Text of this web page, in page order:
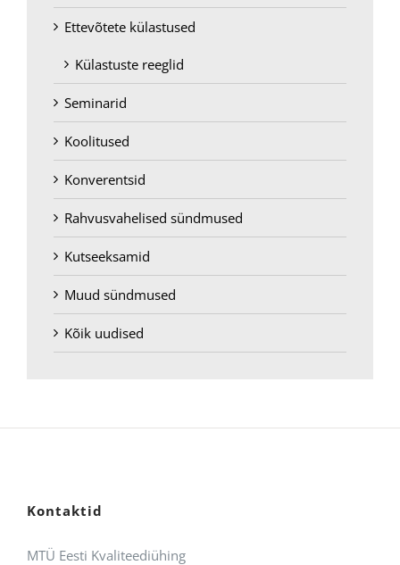
Ettevõtete külastused
Külastuste reeglid
Seminarid
Koolitused
Konverentsid
Rahvusvahelised sündmused
Kutseeksamid
Muud sündmused
Kõik uudised
Kontaktid
MTÜ Eesti Kvaliteediühing